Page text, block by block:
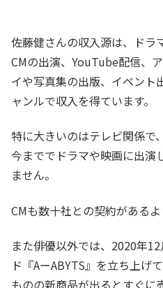
佐藤健さんの収入源は、ドラ
CMの出演、YouTube配信、
イや写真集の出版、イベント
ャンルで収入を得ています。
特に大きいのはテレビ関係で
今まででドラマや映画に出演
ません。
CMも数十社との契約があるよ
また俳優以外では、2020年
ド『AーABYTS』を立ち上げ
ものの新商品が出るとすぐに